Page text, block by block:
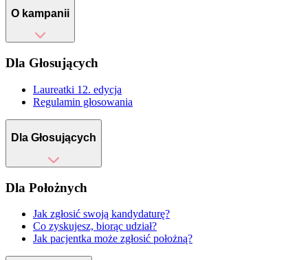
O kampanii
Dla Głosujących
Laureatki 12. edycja
Regulamin głosowania
Dla Głosujących
Dla Położnych
Jak zgłosić swoją kandydaturę?
Co zyskujesz, biorąc udział?
Jak pacjentka może zgłosić położną?